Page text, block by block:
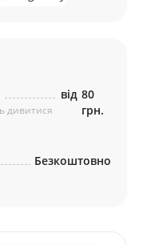
дивитися
від 80
грн.
Безкоштовно